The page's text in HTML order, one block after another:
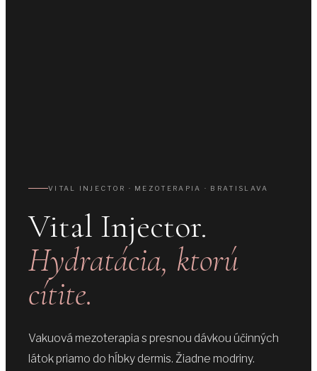
VITAL INJECTOR · MEZOTERAPIA · BRATISLAVA
Vital Injector.
Hydratácia, ktorú
cítite.
Vakuová mezoterapia s presnou dávkou účinných
látok priamo do hĺbky dermis. Žiadne modriny.